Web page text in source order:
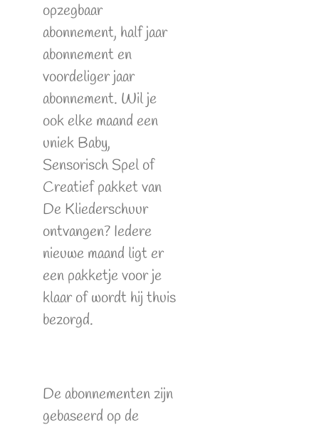
opzegbaar
abonnement, half jaar
abonnement en
voordeliger jaar
abonnement. Wil je
ook elke maand een
uniek Baby,
Sensorisch Spel of
Creatief pakket van
De Kliederschuur
ontvangen? Iedere
nieuwe maand ligt er
een pakketje voor je
klaar of wordt hij thuis
bezorgd.
De abonnementen zijn
gebaseerd op de